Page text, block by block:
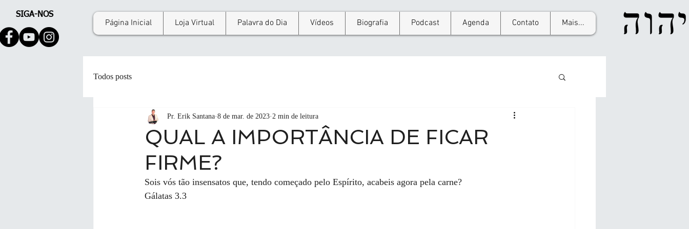
SIGA-NOS
Página Inicial Loja Virtual Palavra do Dia Vídeos Biografia Podcast Agenda Contato Mais...
Todos posts
QUAL A IMPORTÂNCIA DE FICAR
FIRME?
Pr. Erik Santana 8 de mar. de 2023 2 min de leitura
Sois vós tão insensatos que, tendo começado pelo Espírito, acabeis agora pela carne?
Gálatas 3.3